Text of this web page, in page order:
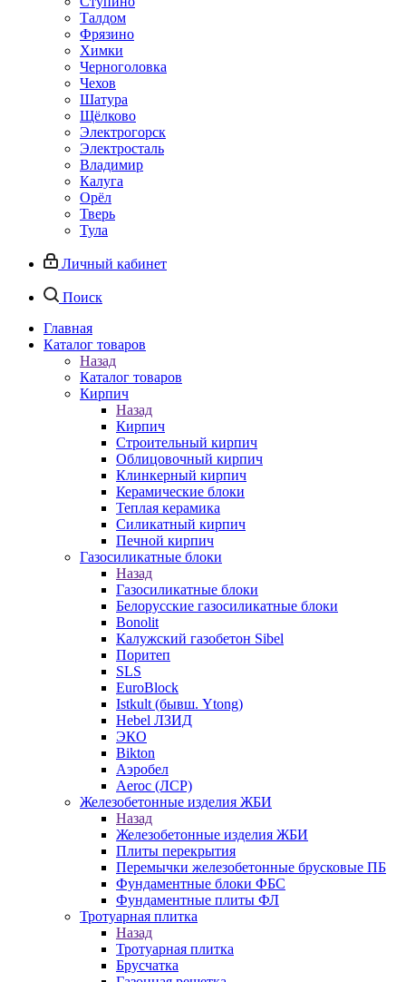
Талдом
Фрязино
Химки
Черноголовка
Чехов
Шатура
Щёлково
Электрогорск
Электросталь
Владимир
Калуга
Орёл
Тверь
Тула
Личный кабинет
Поиск
Главная
Каталог товаров
Назад
Каталог товаров
Кирпич
Назад
Кирпич
Строительный кирпич
Облицовочный кирпич
Клинкерный кирпич
Керамические блоки
Теплая керамика
Силикатный кирпич
Печной кирпич
Газосиликатные блоки
Назад
Газосиликатные блоки
Белорусские газосиликатные блоки
Bonolit
Калужский газобетон Sibel
Поритеп
SLS
EuroBlock
Istkult (бывш. Ytong)
Hebel ЛЗИД
ЭКО
Bikton
Аэробел
Aeroc (ЛСР)
Железобетонные изделия ЖБИ
Назад
Железобетонные изделия ЖБИ
Плиты перекрытия
Перемычки железобетонные брусковые ПБ
Фундаментные блоки ФБС
Фундаментные плиты ФЛ
Тротуарная плитка
Назад
Тротуарная плитка
Брусчатка